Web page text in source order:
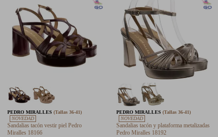
PEDRO MIRALLES (Tallas 36-41)
NOVEDAD
Sandalias tacón vestir piel Pedro
Miralles 18166
PEDRO MIRALLES (Tallas 36-41)
NOVEDAD
Sandalias tacón y plataforma metalizadas
Pedro Miralles 18192